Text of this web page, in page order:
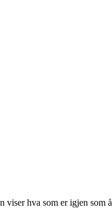
hva som er igjen som